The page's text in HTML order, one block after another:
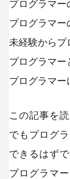
プログラマー
プログラマー
未経験からプ
プログラマー
プログラマー
この記事を
でもプログ
できるはず
プログラマ